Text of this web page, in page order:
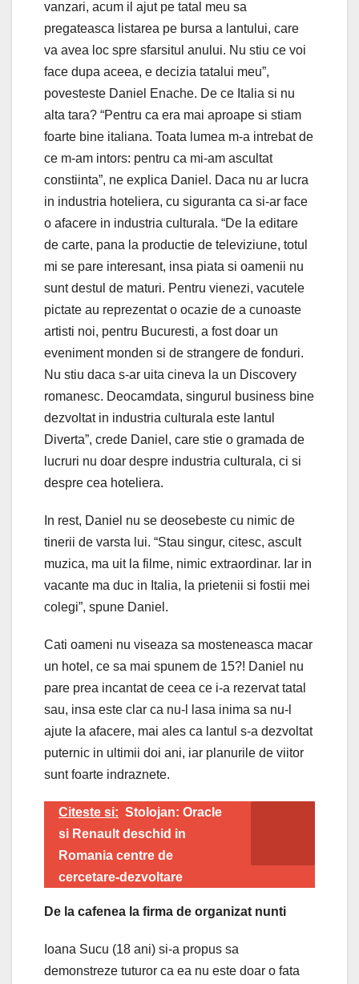
vanzari, acum il ajut pe tatal meu sa
pregateasca listarea pe bursa a lantului, care
va avea loc spre sfarsitul anului. Nu stiu ce voi
face dupa aceea, e decizia tatalui meu”,
povesteste Daniel Enache. De ce Italia si nu
alta tara? “Pentru ca era mai aproape si stiam
foarte bine italiana. Toata lumea m-a intrebat de
ce m-am intors: pentru ca mi-am ascultat
constiinta”, ne explica Daniel. Daca nu ar lucra
in industria hoteliera, cu siguranta ca si-ar face
o afacere in industria culturala. “De la editare
de carte, pana la productie de televiziune, totul
mi se pare interesant, insa piata si oamenii nu
sunt destul de maturi. Pentru vienezi, vacutele
pictate au reprezentat o ocazie de a cunoaste
artisti noi, pentru Bucuresti, a fost doar un
eveniment monden si de strangere de fonduri.
Nu stiu daca s-ar uita cineva la un Discovery
romanesc. Deocamdata, singurul business bine
dezvoltat in industria culturala este lantul
Diverta”, crede Daniel, care stie o gramada de
lucruri nu doar despre industria culturala, ci si
despre cea hoteliera.
In rest, Daniel nu se deosebeste cu nimic de
tinerii de varsta lui. “Stau singur, citesc, ascult
muzica, ma uit la filme, nimic extraordinar. Iar in
vacante ma duc in Italia, la prietenii si fostii mei
colegi”, spune Daniel.
Cati oameni nu viseaza sa mosteneasca macar
un hotel, ce sa mai spunem de 15?! Daniel nu
pare prea incantat de ceea ce i-a rezervat tatal
sau, insa este clar ca nu-l lasa inima sa nu-l
ajute la afacere, mai ales ca lantul s-a dezvoltat
puternic in ultimii doi ani, iar planurile de viitor
sunt foarte indraznete.
Citeste si: Stolojan: Oracle
si Renault deschid in
Romania centre de
cercetare-dezvoltare
De la cafenea la firma de organizat nunti
Ioana Sucu (18 ani) si-a propus sa
demonstreze tuturor ca ea nu este doar o fata